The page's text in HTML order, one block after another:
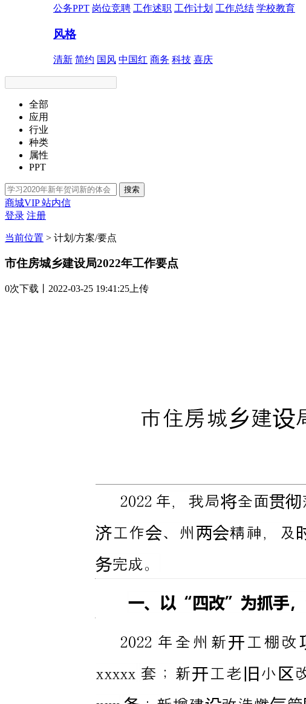
公务PPT 岗位竞聘 工作述职 工作计划 工作总结 学校教育
风格
清新 简约 国风 中国红 商务 科技 喜庆
全部
应用
行业
种类
属性
PPT
搜索
商城VIP站内信
登录 注册
当前位置 > 计划/方案/要点
市住房城乡建设局2022年工作要点
0次下载 丨2022-03-25 19:41:25上传